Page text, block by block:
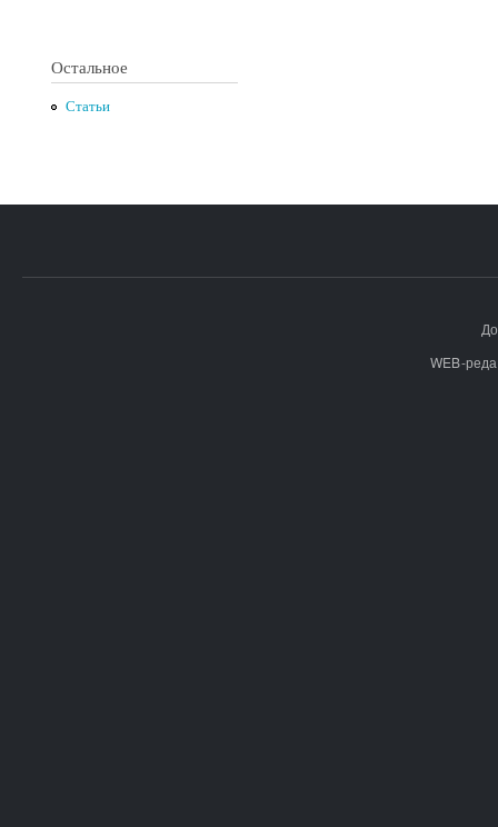
Остальное
Статьи
WEB-